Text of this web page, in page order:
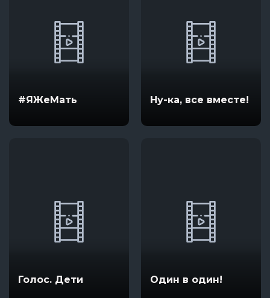
#ЯЖеМать Ну-ка, все вместе!
Голос. Дети Один в один!